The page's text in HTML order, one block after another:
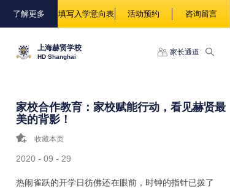
了解更多 填写入学意向表 活动预约 咨询留言
上海赫贤学校
HD Shanghai
家长通道
家校合作教育：家校赋能行动，看见赫贤最
美的背影！
收藏本页
2020 - 09 - 29
热闹雀跃的开学日彷佛还在眼前，时钟的指针已拨了